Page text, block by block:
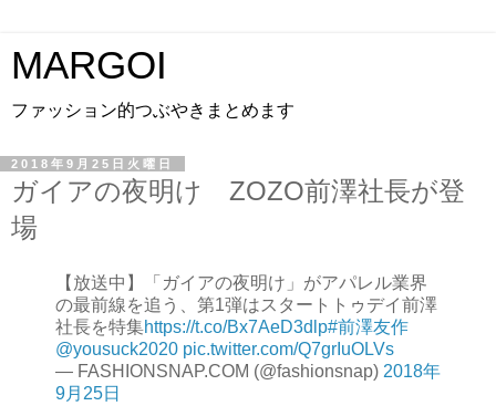
MARGOI
ファッション的つぶやきまとめます
2018年9月25日火曜日
ガイアの夜明け ZOZO前澤社長が登
場
【放送中】「ガイアの夜明け」がアパレル業界
の最前線を追う、第1弾はスタートトゥデイ前澤
社長を特集https://t.co/Bx7AeD3dlp#前澤友作
@yousuck2020 pic.twitter.com/Q7grIuOLVs
— FASHIONSNAP.COM (@fashionsnap) 2018年
9月25日